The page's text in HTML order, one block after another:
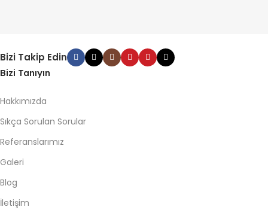
Bizi Takip Edin
Bizi Tanıyın
Hakkımızda
Sıkça Sorulan Sorular
Referanslarımız
Galeri
Blog
İletişim